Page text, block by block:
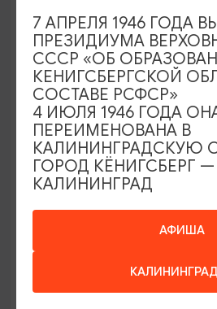
ЭКСКУРСИИ УЧРЕЖДЕНИЙ
Код города. История в
25.06.2026 - 30.09.2026, ПН-
Калининград, Музей янтаря
ОТ 150₽ ПУШКИНСКАЯ
АФИША
7 АПРЕЛЯ 1946 ГОДА
ПРЕЗИДИУМА
СССР «ОБ
КЕНИГСБЕРГСКОЙ
СОСТАВЕ РСФСР»
4 ИЮЛЯ 1946 ГОДА
ПЕРЕИМЕНОВАНА В
КАЛИНИНГРАДСКУЮ
ГОРОД КЁНИГСБЕРГ —
КАЛИНИНГРАД